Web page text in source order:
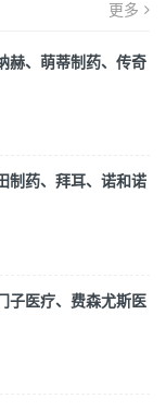
更多
赫、萌蒂制药、传奇
制药、拜耳、诺和诺
子医疗、费森尤斯医